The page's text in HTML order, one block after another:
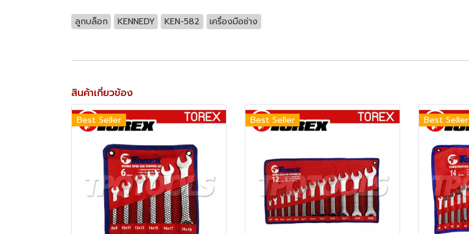
ลูกบล็อก KENNEDY KEN-582 เครื่องมือช่าง
สินค้าเกี่ยวข้อง
Best Seller Best Seller Best Seller